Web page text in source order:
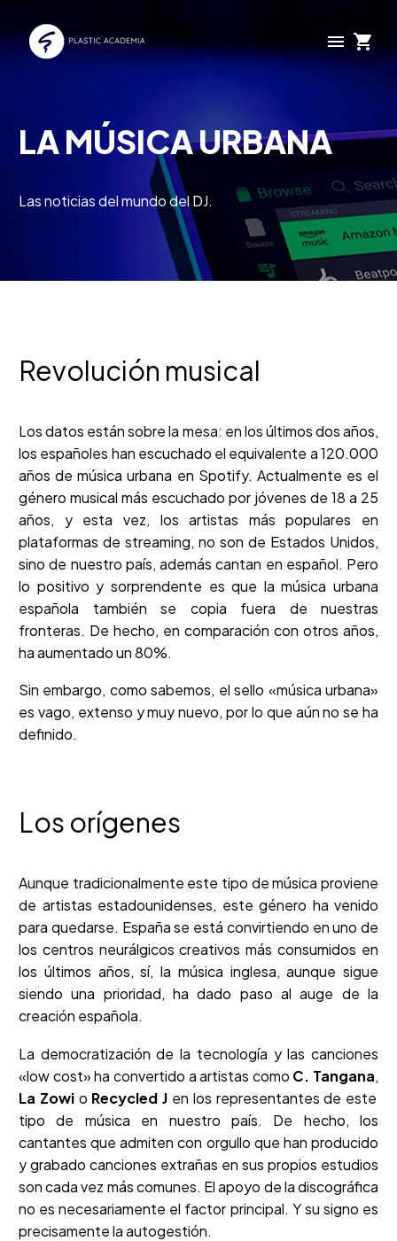
LA MÚSICA URBANA
Las noticias del mundo del DJ.
Revolución musical
Los datos están sobre la mesa: en los últimos dos años,
los españoles han escuchado el equivalente a 120.000
años de música urbana en Spotify. Actualmente es el
género musical más escuchado por jóvenes de 18 a 25
años, y esta vez, los artistas más populares en
plataformas de streaming, no son de Estados Unidos,
sino de nuestro país, además cantan en español. Pero
lo positivo y sorprendente es que la música urbana
española también se copia fuera de nuestras
fronteras. De hecho, en comparación con otros años,
ha aumentado un 80%.
Sin embargo, como sabemos, el sello «música urbana»
es vago, extenso y muy nuevo, por lo que aún no se ha
definido.
Los orígenes
Aunque tradicionalmente este tipo de música proviene
de artistas estadounidenses, este género ha venido
para quedarse. España se está convirtiendo en uno de
los centros neurálgicos creativos más consumidos en
los últimos años, sí, la música inglesa, aunque sigue
siendo una prioridad, ha dado paso al auge de la
creación española.
La democratización de la tecnología y las canciones
«low cost» ha convertido a artistas como C. Tangana,
La Zowio Recycled J en los representantes de este
tipo de música en nuestro país. De hecho, los
cantantes que admiten con orgullo que han producido
y grabado canciones extrañas en sus propios estudios
son cada vez más comunes. El apoyo de la discográfica
no es necesariamente el factor principal. Y su signo es
precisamente la autogestión.